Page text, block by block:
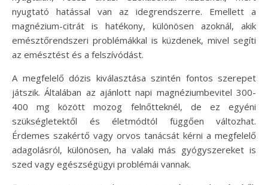
nyugtató hatással van az idegrendszerre. Emellett a
magnézium-citrát is hatékony, különösen azoknál, akik
emésztőrendszeri problémákkal is küzdenek, mivel segíti
az emésztést és a felszívódást.
A megfelelő dózis kiválasztása szintén fontos szerepet
játszik. Általában az ajánlott napi magnéziumbevitel 300-
400 mg között mozog felnőtteknél, de ez egyéni
szükségletektől és életmódtól függően változhat.
Érdemes szakértő vagy orvos tanácsát kérni a megfelelő
adagolásról, különösen, ha valaki más gyógyszereket is
szed vagy egészségügyi problémái vannak.